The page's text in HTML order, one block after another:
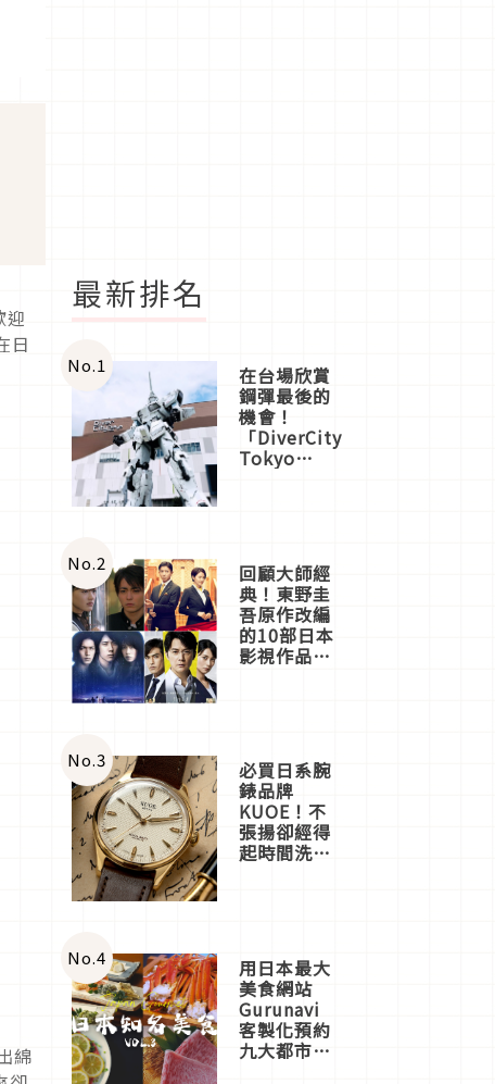
迎
日
綿
最新排名
No.1 在台場欣賞
鋼彈最後的
機會！
「DiverCity
Tokyo
體驗
No.2 回顧大師經
典！東野圭
吾原作改編
的10部日本
影視作品推
No.3 必買日系腕
錶品牌
KUOE！不
張揚卻經得
起時間洗鍊
No.4 用日本最大
美食網站
Gurunavi
客製化預約
九大都市餐